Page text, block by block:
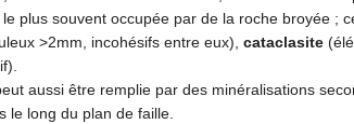
plus souvent occupée par de la roche broyée ;
>2mm, incohésifs entre eux), cataclasite
aussi être remplie par des minéralisations
le long du plan de faille.